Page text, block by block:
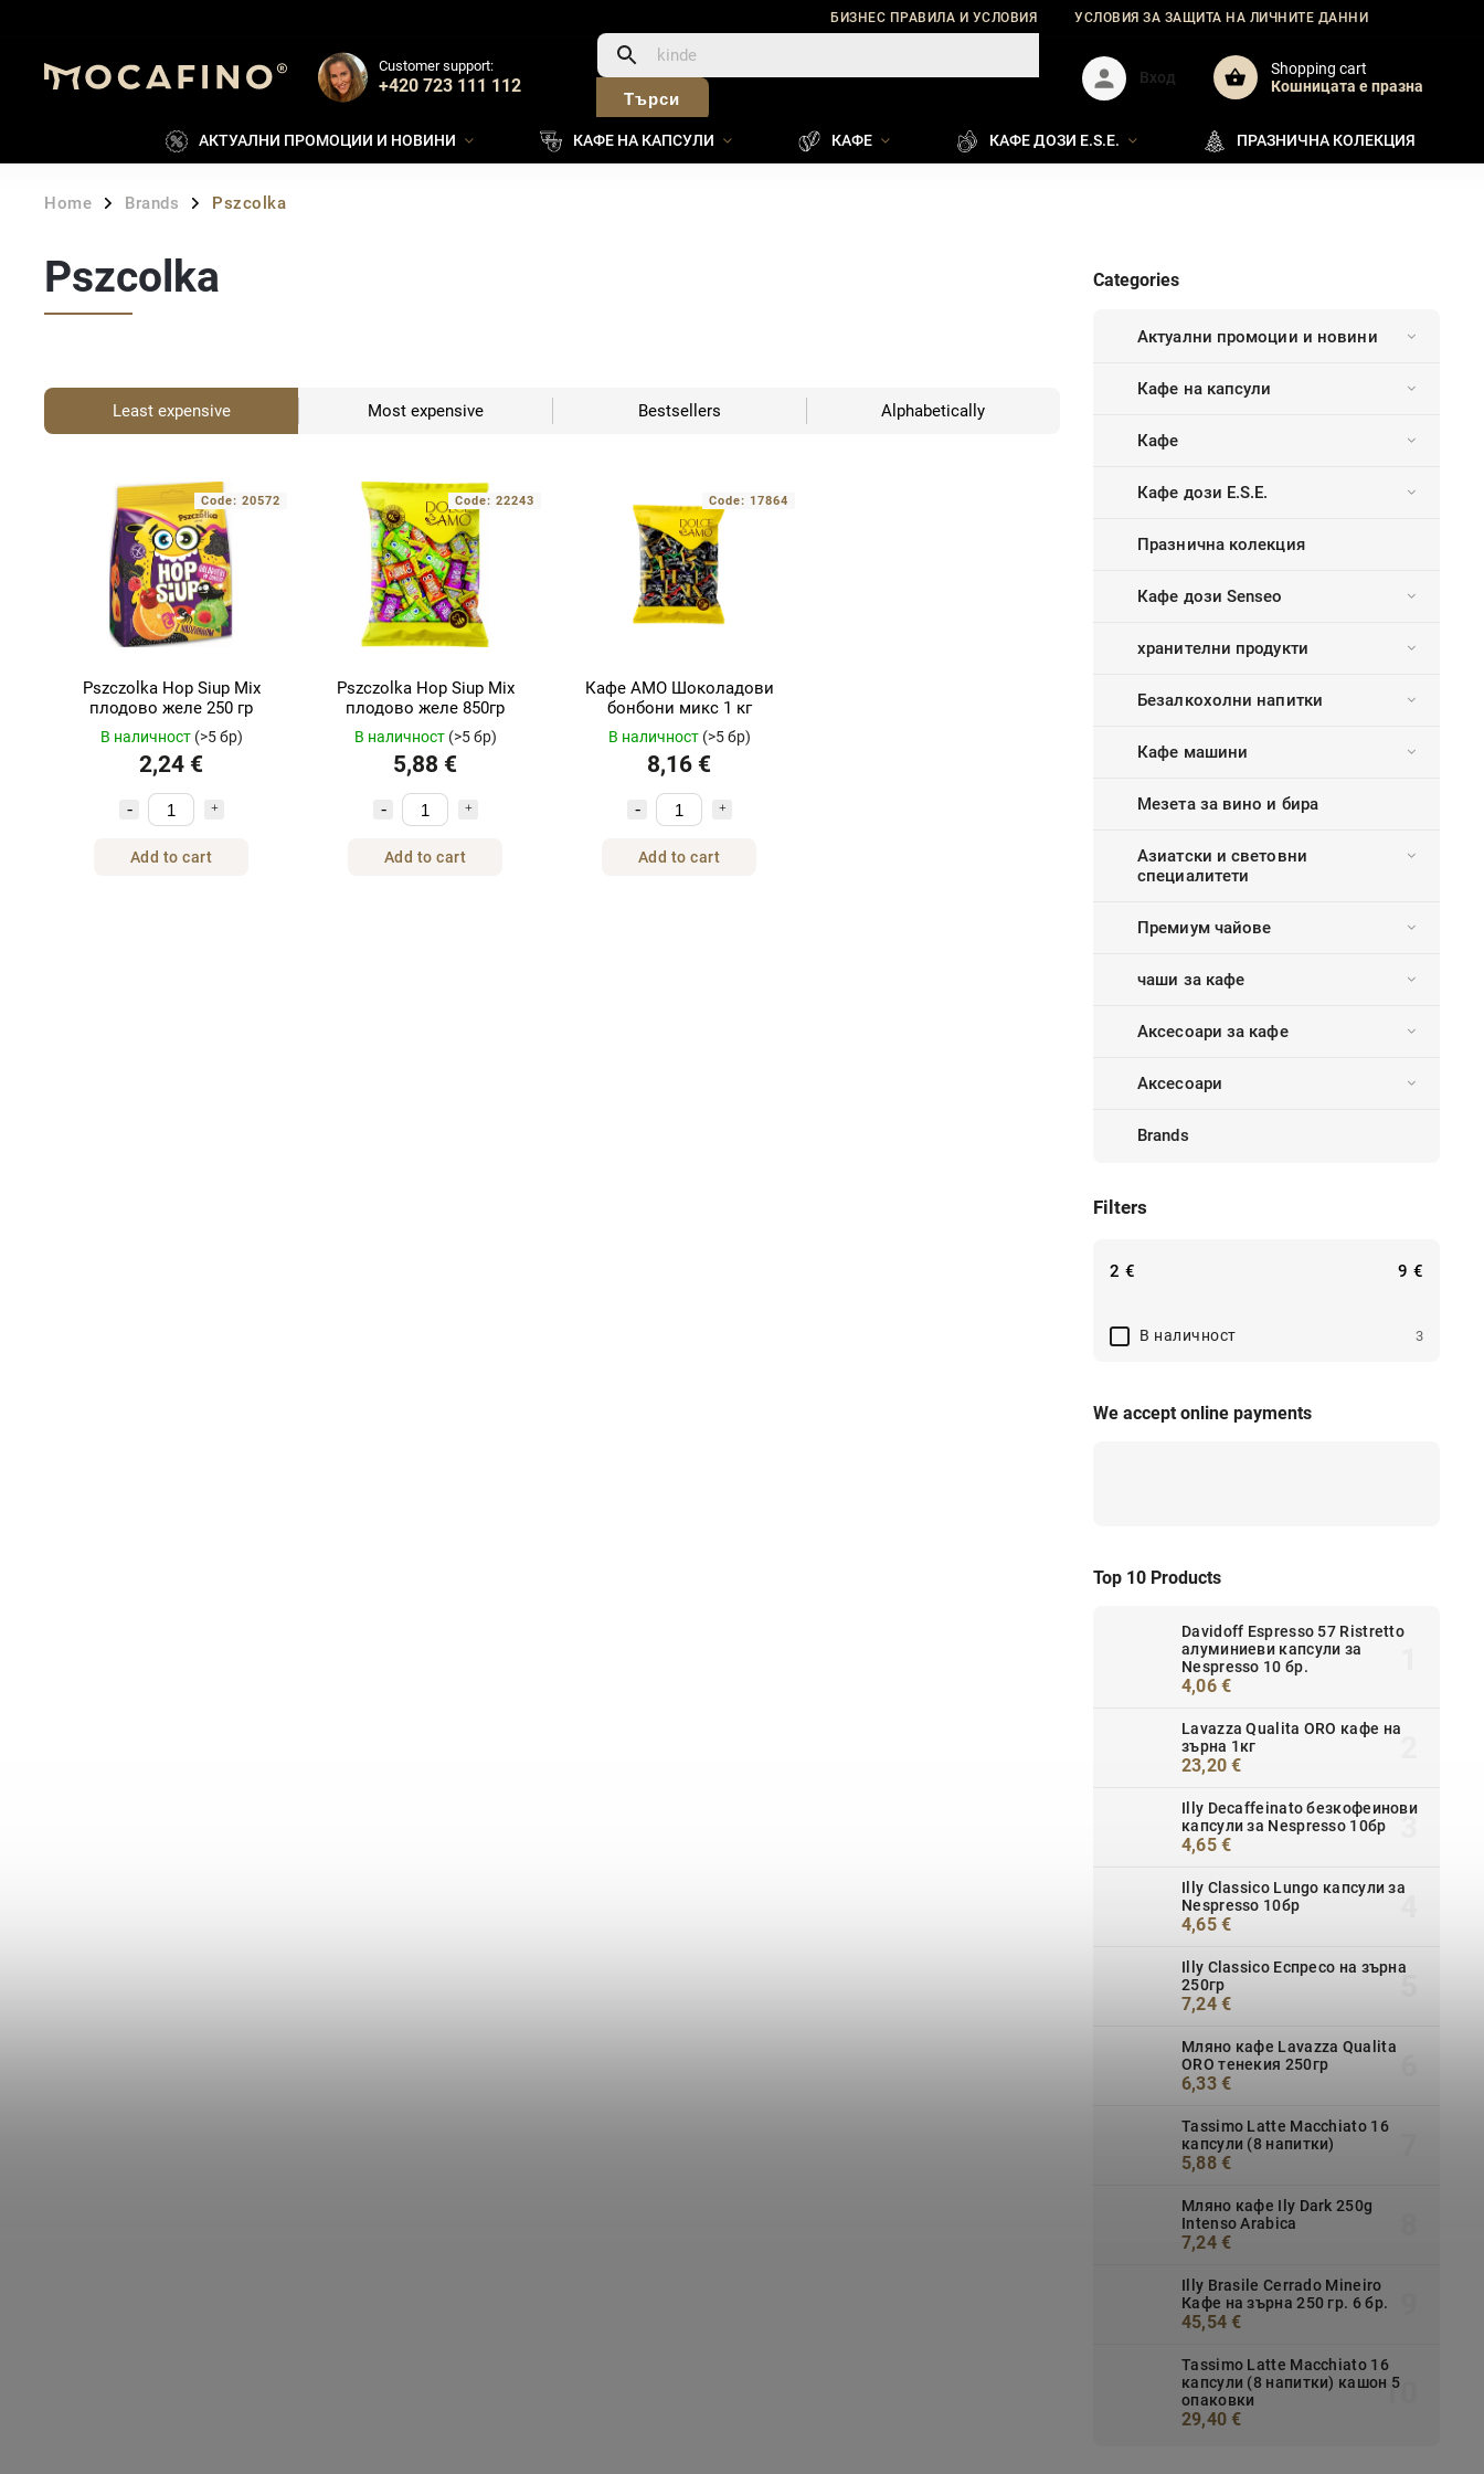
БИЗНЕС ПРАВИЛА И УСЛОВИЯ УСЛОВИЯ ЗА ЗАЩИТА НА ЛИЧНИТЕ ДАННИ
Customer support:
+420 723 111 112
Търси
Shopping cart
Кошницата e празна
Вход
АКТУАЛНИ ПРОМОЦИИ И НОВИНИ КАФЕ НА КАПСУЛИ КАФЕ КАФЕ ДОЗИ E.S.E. ПРАЗНИЧНА КОЛЕКЦИЯ
Home / Brands / Pszcolka
Categories
Актуални промоции и новини
Кафе на капсули
Кафе
Кафе дози E.S.E.
Празнична колекция
Кафе дози Senseo
хранителни продукти
Безалкохолни напитки
Кафе машини
Мезета за вино и бира
Азиатски и световни
специалитети
Премиум чайове
чаши за кафе
Аксесоари за кафе
Аксесоари
Brands
Filters
2 € 9 €
B наличност 3
We accept online payments
Top 10 Products
Davidoff Espresso 57 Ristretto
алуминиеви капсули за
Nespresso 10 бр.
4,06 €
Lavazza Qualita ORO кафе на
зърна 1кг
23,20 €
Illy Decaffeinato безкофеинови
капсули за Nespresso 10бр
4,65 €
Illy Classico Lungo капсули за
Nespresso 10бр
4,65 €
Illy Classico Еспресо на зърна
250гр
7,24 €
Мляно кафе Lavazza Qualita
ORO тенекия 250гр
6,33 €
Tassimo Latte Macchiato 16
капсули (8 напитки)
5,88 €
Мляно кафе Ily Dark 250g
Intenso Arabica
7,24 €
Illy Brasile Cerrado Mineiro
Кафе на зърна 250 гр. 6 бр.
45,54 €
Tassimo Latte Macchiato 16
капсули (8 напитки) кашон 5
опаковки
29,40 €
Pszcolka
Least expensive Most expensive Bestsellers Alphabetically
Pszczolka Hop Siup Mix
плодово желе 250 гр
В наличност (>5 бр)
2,24 €
Add to cart
Code: 20572
Pszczolka Hop Siup Mix
плодово желе 850гр
В наличност (>5 бр)
5,88 €
Add to cart
Code: 22243
Кафе АМО Шоколадови
бонбони микс 1 кг
В наличност (>5 бр)
8,16 €
Add to cart
Code: 17864